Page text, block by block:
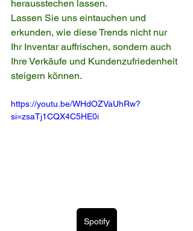
herausstechen lassen.
Lassen Sie uns eintauchen und
erkunden, wie diese Trends nicht nur
Ihr Inventar auffrischen, sondern auch
Ihre Verkäufe und Kundenzufriedenheit
steigern können.
https://youtu.be/WHdOZVaUhRw?
si=zsaTj1CQX4C5HE0i
Spotify